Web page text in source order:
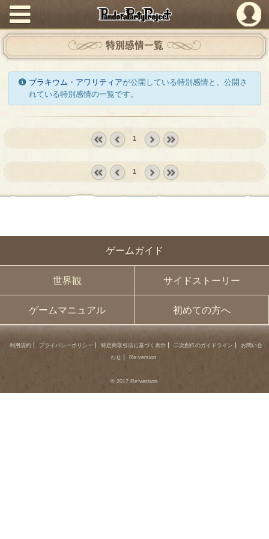
PandoraPartyProject
ゲームガイド
世界観 サイドストーリー
ゲームマニュアル 初めての方へ
特別感情一覧
ブラキウム・アワリティアが公開している特別感情と、公開さ
れている特別感情の一覧です。
prev
1
prev
1
利用規約 プライバシーポリシー 特定商取引法に基づく表示 二次創作のガイドライン
お問い合
わせ
Re:version
© 2017 Re:version.